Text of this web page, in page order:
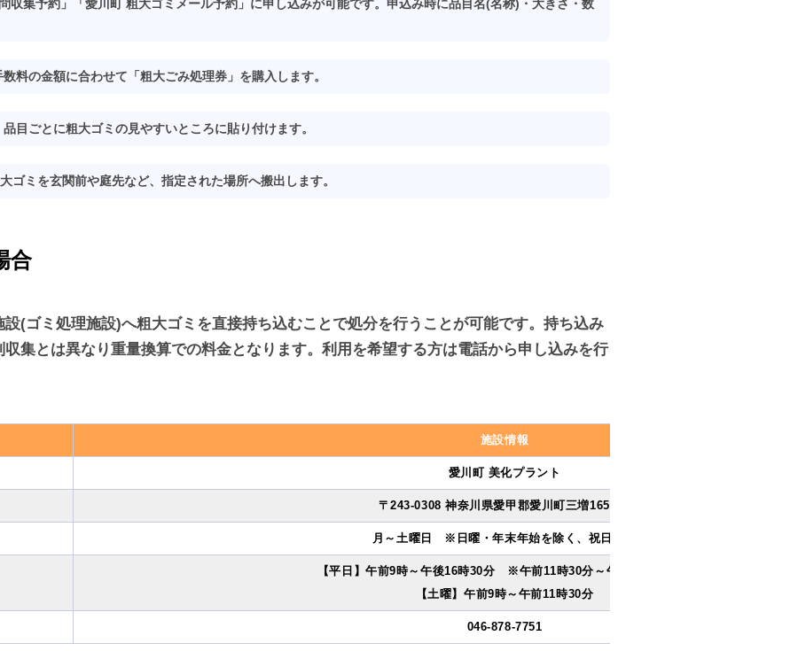
集予約」「愛川町 粗大ゴミメール予約」に申し込みが可能です。申込み時に品目名(名称)・大きさ・数
の金額に合わせて「粗大ごみ処理券」を購入します。
ごとに粗大ゴミの見やすいところに貼り付けます。
ミを玄関前や庭先など、指定された場所へ搬出します。
合
(ゴミ処理施設)へ粗大ゴミを直接持ち込むことで処分を行うことが可能です。持ち込み
集とは異なり重量換算での料金となります。利用を希望する方は電話から申し込みを行
施設情報
愛川町 美化プラント
〒243-0308 神奈川県愛甲郡愛川町三増1656−2
月～土曜日 ※日曜・年末年始を除く、祝日含む
【平日】午前9時～午後16時30分 ※午前11時30分～午後13時を除く
【土曜】午前9時～午前11時30分
046-878-7751